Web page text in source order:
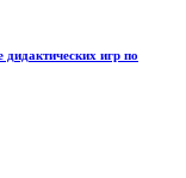
игр по